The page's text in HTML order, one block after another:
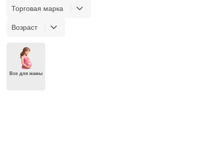
Торговая марка
Возраст
Все для мамы